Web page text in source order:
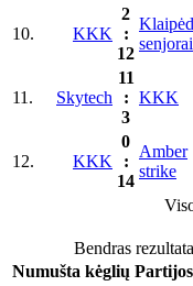
10. KKK
2
:
12
senjorai
11. Skytech
11
:
3
KKK
12. KKK
0
:
14
Amber
strike
Bendras
Numušta kėglių Partijos